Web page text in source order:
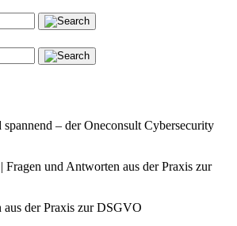
– der Oneconsult Cybersecurity
| Fragen und Antworten aus der Praxis zur
der Praxis zur DSGVO